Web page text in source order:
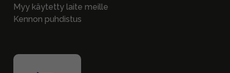
Myy käytetty laite meille
Kennon puhdistus